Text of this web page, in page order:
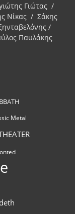
Γιώτας /
Νίκας / Σάκης
/
Παυλάκης
Metal